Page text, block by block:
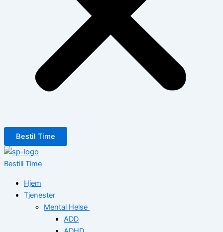
Bestil Time
Bestill Time
Hjem
Tjenester
Mental Helse
ADD